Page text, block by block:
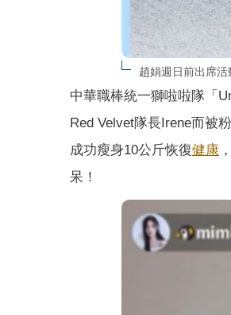
趙娟週日前出席活
中華職棒統一獅啦啦隊「
Red Velvet隊長Irene而被
成功瘦身10公斤恢復健康
呆！